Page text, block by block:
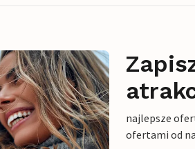
najlepsze
ofertami od